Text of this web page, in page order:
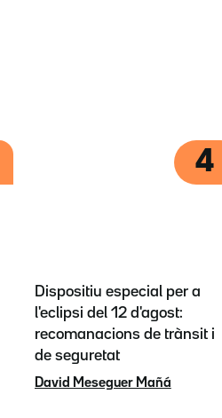
4
Dispositiu especial per a
l'eclipsi del 12 d'agost:
recomanacions de trànsit i
de seguretat
David Meseguer Mañá